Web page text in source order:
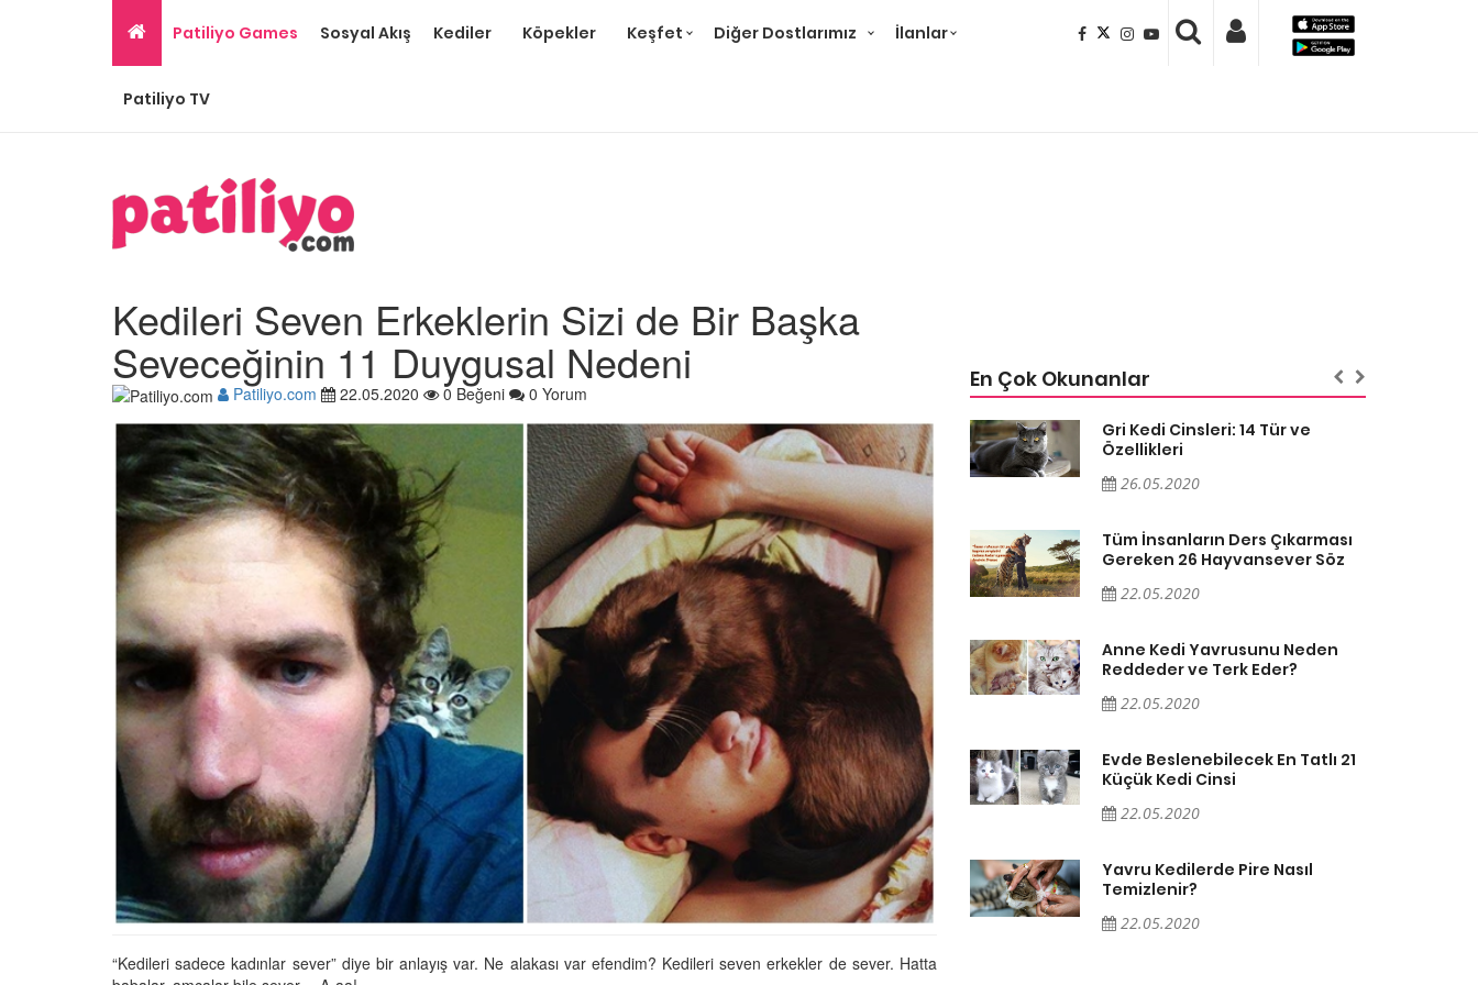
Patiliyo Games Sosyal Akış Kediler Köpekler Keşfet Diğer Dostlarımız İlanlar
Patiliyo TV
Kedileri Seven Erkeklerin Sizi de Bir Başka
Seveceğinin 11 Duygusal Nedeni
Patiliyo.com 22.05.2020 0 Beğeni 0 Yorum
“Kedileri sadece kadınlar sever” diye bir anlayış var. Ne alakası var efendim? Kedileri seven erkekler de sever. Hatta
En Çok Okunanlar
Gri Kedi Cinsleri: 14 Tür ve
Özellikleri
26.05.2020
Tüm İnsanların Ders Çıkarması
Gereken 26 Hayvansever Söz
22.05.2020
Anne Kedi Yavrusunu Neden
Reddeder ve Terk Eder?
22.05.2020
Evde Beslenebilecek En Tatlı 21
Küçük Kedi Cinsi
22.05.2020
Yavru Kedilerde Pire Nasıl
Temizlenir?
22.05.2020
Gri Kedi Cinsleri: 14 Tür ve
Özellikleri
26.05.2020
Tüm İnsanların Ders Çıkarması
Gereken 26 Hayvansever Söz
22.05.2020
Anne Kedi Yavrusunu Neden
Reddeder ve Terk Eder?
22.05.2020
Evde Beslenebilecek En Tatlı 21
Küçük Kedi Cinsi
22.05.2020
Yavru Kedilerde Pire Nasıl
Temizlenir?
22.05.2020
Gri Kedi Cinsleri: 14 Tür ve
Özellikleri
26.05.2020
Tüm İnsanların Ders Çıkarması
Gereken 26 Hayvansever Söz
22.05.2020
Anne Kedi Yavrusunu Neden
Reddeder ve Terk Eder?
22.05.2020
Evde Beslenebilecek En Tatlı 21
Küçük Kedi Cinsi
22.05.2020
Yavru Kedilerde Pire Nasıl
Temizlenir?
22.05.2020